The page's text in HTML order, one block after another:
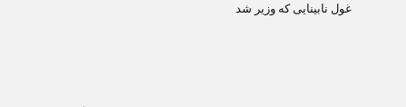
غول نابينايی که وزير شد